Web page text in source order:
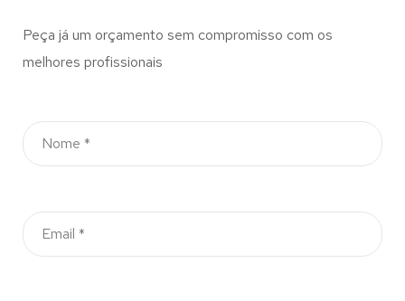
Peça já um orçamento sem compromisso com os
melhores profissionais